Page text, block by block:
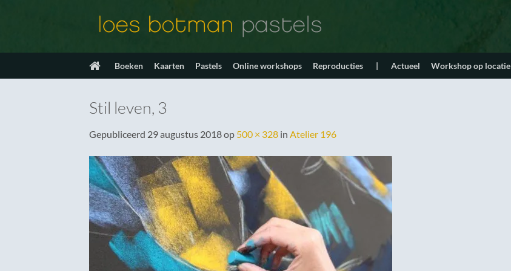
Boeken Kaarten Pastels Online workshops Reproducties | Actueel Workshop op locatie
Stil leven, 3
Gepubliceerd 29 augustus 2018op 500 × 328 in Atelier 196